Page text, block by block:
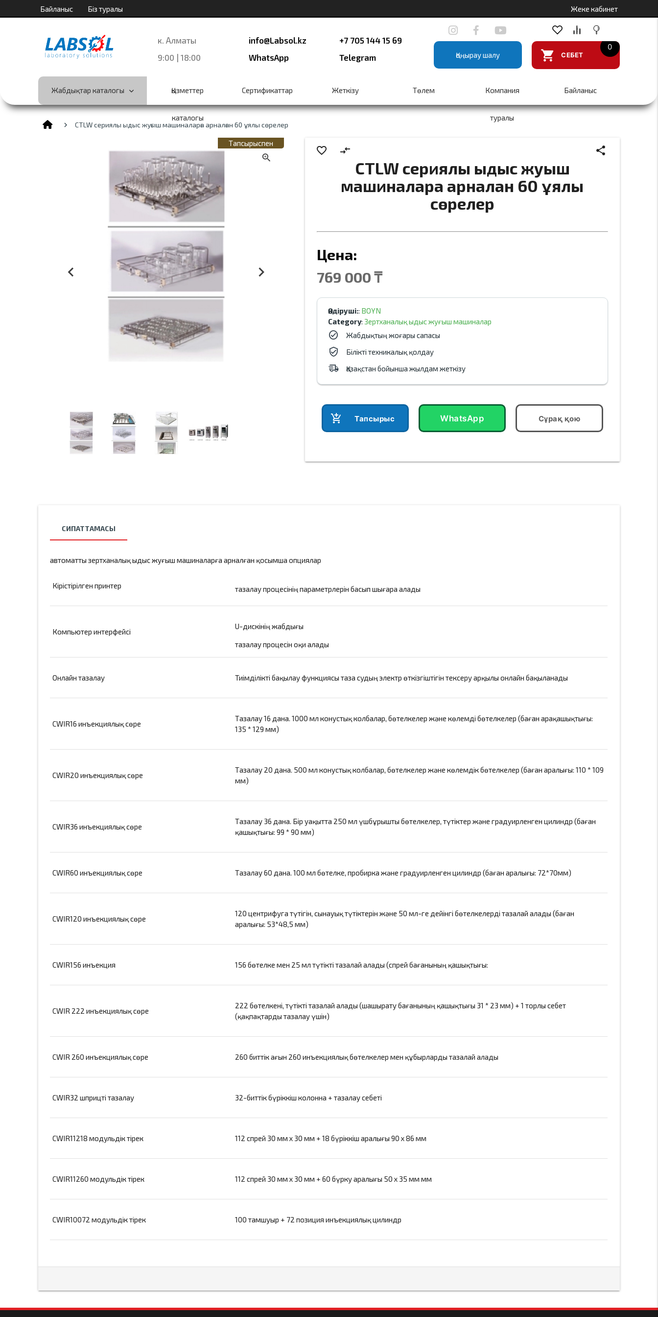
Байланыс Біз туралы Жеке кабинет
+7 705 144 15 69
Telegram
info@Labsol.kz
WhatsApp
к. Алматы
9:00 | 18:00
Қоңырау шалу shopping_cart СЕБЕТ
0
Жабдықтар каталогы Қызметтер
каталогы
Сертификаттар Жеткiзу Төлем Компания
туралы
Байланыс
CTLW сериялы ыдыс жуғыш машиналарға арналған 60 ұялы сөрелер
Тапсырыспен
favorite_border compare_arrows share
CTLW сериялы ыдыс жуғыш
машиналарға арналған 60 ұялы
сөрелер
Цена:
769 000 ₸
Өндіруші:: BOYN
Category: Зертханалық ыдыс жуғыш машиналар
Жабдықтың жоғары сапасы
Білікті техникалық қолдау
Қазақстан бойынша жылдам жеткізу
add_shopping_cart Тапсырыс WhatsApp Сұрақ қою
СИПАТТАМАСЫ
автоматты зертханалық ыдыс жуғыш машиналарға арналған қосымша опциялар
Кірістірілген принтер тазалау процесінің параметрлерін басып шығара алады
Компьютер интерфейсі
U-дискінің жабдығы
тазалау процесін оқи алады
Онлайн тазалау Тиімділікті бақылау функциясы таза судың электр өткізгіштігін тексеру арқылы онлайн бақыланады
CWIR16 инъекциялық сөре
Тазалау 16 дана. 1000 мл конустық колбалар, бөтелкелер және көлемді бөтелкелер (баған арақашықтығы:
135 * 129 мм)
CWIR20 инъекциялық сөре
Тазалау 20 дана. 500 мл конустық колбалар, бөтелкелер және көлемдік бөтелкелер (баған аралығы: 110 * 109
мм)
CWIR36 инъекциялық сөре
Тазалау 36 дана. Бір уақытта 250 мл үшбұрышты бөтелкелер, түтіктер және градуирленген цилиндр (баған
қашықтығы: 99 * 90 мм)
CWIR60 инъекциялық сөре Тазалау 60 дана. 100 мл бөтелке, пробирка және градуирленген цилиндр (баған аралығы: 72*70мм)
CWIR120 инъекциялық сөре
120 центрифуга түтігін, сынауық түтіктерін және 50 мл-ге дейінгі бөтелкелерді тазалай алады (баған
аралығы: 53*48,5 мм)
CWIR156 инъекция 156 бөтелке мен 25 мл түтікті тазалай алады (спрей бағанының қашықтығы:
CWIR 222 инъекциялық сөре
222 бөтелкені, түтікті тазалай алады (шашырату бағанының қашықтығы 31 * 23 мм) + 1 торлы себет
(қақпақтарды тазалау үшін)
CWIR 260 инъекциялық сөре 260 биттік ағын 260 инъекциялық бөтелкелер мен құбырларды тазалай алады
CWIR32 шприцті тазалау 32-биттік бүріккіш колонна + тазалау себеті
CWIR11218 модульдік тірек 112 спрей 30 мм x 30 мм + 18 бүріккіш аралығы 90 x 86 мм
CWIR11260 модульдік тірек 112 спрей 30 мм x 30 мм + 60 бүрку аралығы 50 x 35 мм мм
CWIR10072 модульдік тірек 100 тамшуыр + 72 позиция инъекциялық цилиндр